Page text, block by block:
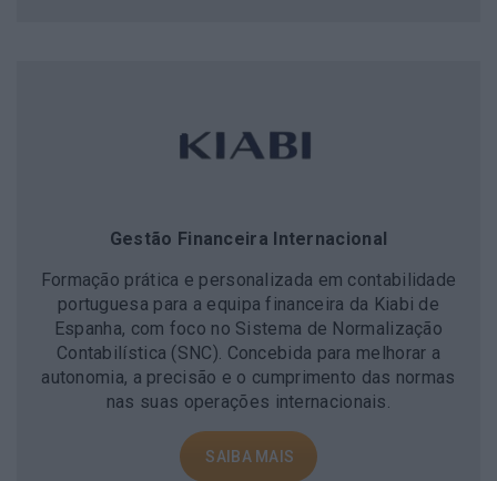
Gestão Financeira Internacional
Formação prática e personalizada em contabilidade
portuguesa para a equipa financeira da Kiabi de
Espanha, com foco no Sistema de Normalização
Contabilística (SNC). Concebida para melhorar a
autonomia, a precisão e o cumprimento das normas
nas suas operações internacionais.